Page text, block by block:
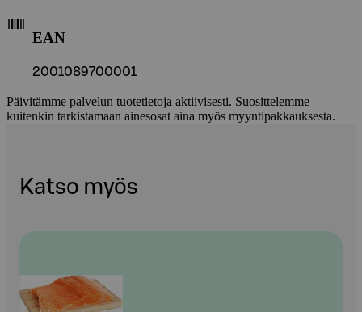
EAN
2001089700001
Päivitämme palvelun tuotetietoja aktiivisesti. Suosittelemme
kuitenkin tarkistamaan ainesosat aina myös myyntipakkauksesta.
Katso myös